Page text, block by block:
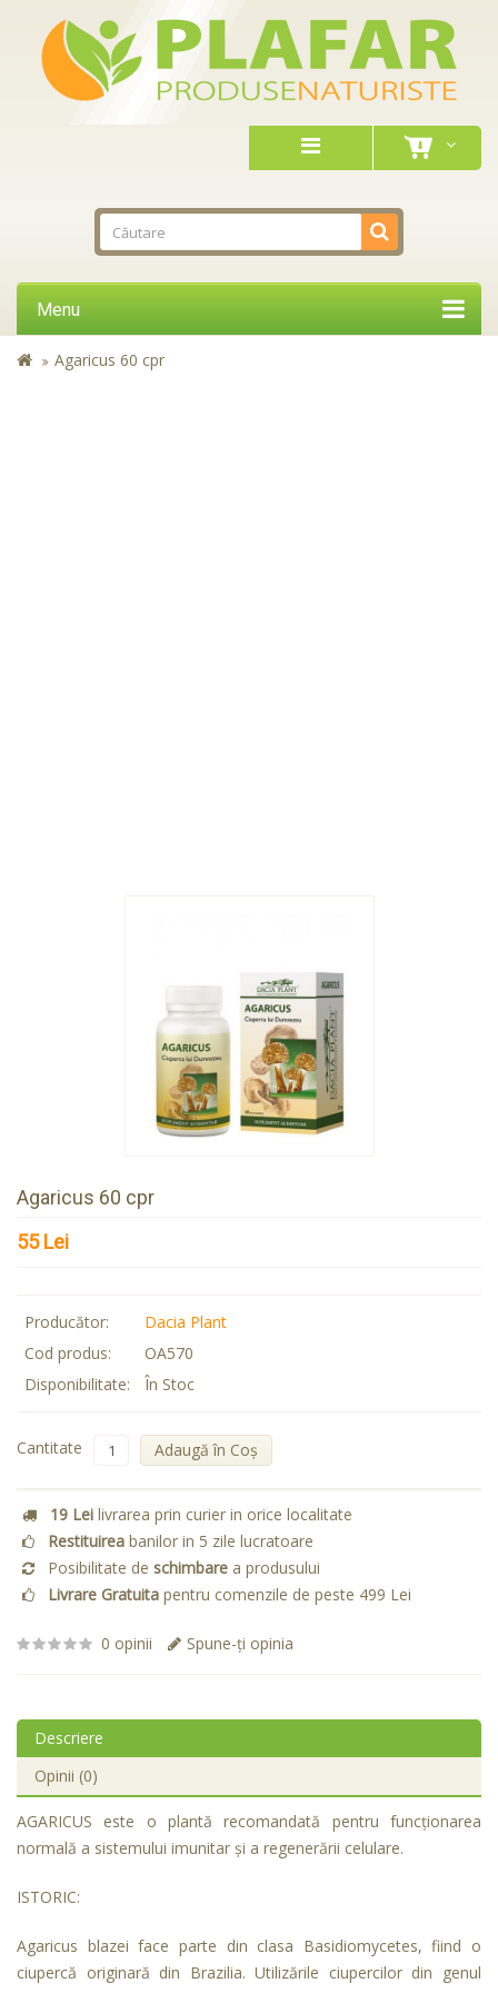
Menu
Agaricus 60 cpr
Agaricus 60 cpr
55 Lei
Producător:
Dacia Plant
Cod produs:
OA570
Disponibilitate:
În Stoc
Cantitate Adaugă în Coş
19 Lei livrarea prin curier in orice localitate
Restituirea banilor in 5 zile lucratoare
Posibilitate de schimbare a produsului
Livrare Gratuita pentru comenzile de peste 499 Lei
0 opinii Spune-ţi opinia
Descriere
Opinii (0)
AGARICUS este o plantă recomandată pentru funcţionarea
normală a sistemului imunitar şi a regenerării celulare.
ISTORIC:
Agaricus blazei face parte din clasa Basidiomycetes, fiind o
ciupercă originară din Brazilia. Utilizările ciupercilor din genul